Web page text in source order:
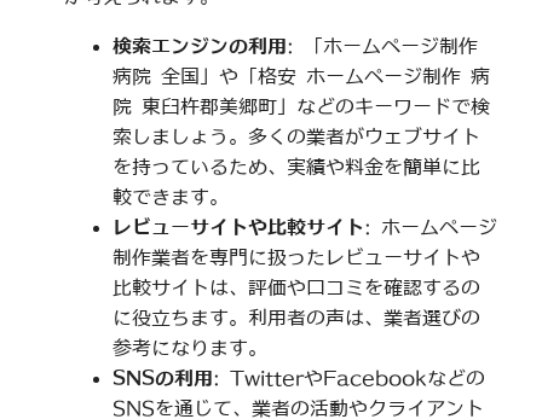
検索エンジンの利用 : 「ホームページ制作
病院 全国」や「格安 ホームページ制作 病
院 東臼杵郡美郷町」などのキーワードで検
索しましょう。多くの業者がウェブサイト
を持っているため、実績や料金を簡単に比
較できます。
レビューサイトや比較サイト: ホームページ
制作業者を専門に扱ったレビューサイトや
比較サイトは、評価や口コミを確認するの
に役立ちます。利用者の声は、業者選びの
参考になります。
SNSの利用 : TwitterやFacebookなどの
SNSを通じて、業者の活動やクライアント